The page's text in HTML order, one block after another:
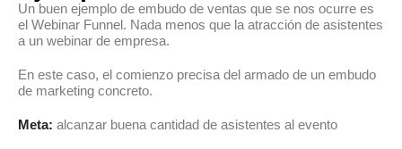
Un buen ejemplo de embudo de ventas que se nos ocurre es
el Webinar Funnel. Nada menos que la atracción de asistentes
a un webinar de empresa.
En este caso, el comienzo precisa del armado de un embudo
de marketing concreto.
Meta: alcanzar buena cantidad de asistentes al evento